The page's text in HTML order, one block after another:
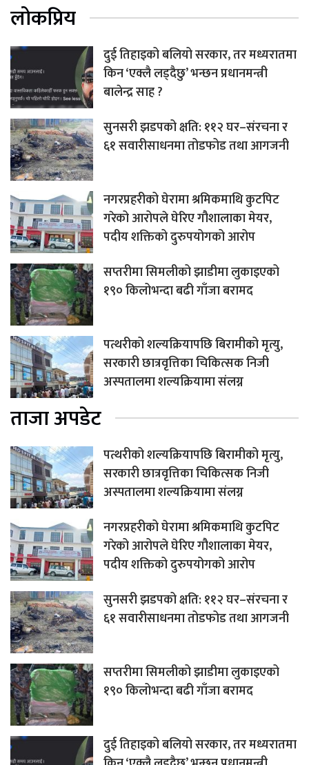
लोकप्रिय
दुई तिहाइको बलियो सरकार, तर मध्यरातमा
किन ‘एक्लै लड्दैछु’ भन्छन प्रधानमन्त्री
बालेन्द्र साह ?
सुनसरी झडपको क्षति: ११२ घर–संरचना र
६१ सवारीसाधनमा तोडफोड तथा आगजनी
नगरप्रहरीको घेरामा श्रमिकमाथि कुटपिट
गरेको आरोपले घेरिए गौशालाका मेयर,
पदीय शक्तिको दुरुपयोगको आरोप
सप्तरीमा सिमलीको झाडीमा लुकाइएको
१९० किलोभन्दा बढी गाँजा बरामद
पत्थरीको शल्यक्रियापछि बिरामीको मृत्यु,
सरकारी छात्रवृत्तिका चिकित्सक निजी
अस्पतालमा शल्यक्रियामा संलग्न
ताजा अपडेट
पत्थरीको शल्यक्रियापछि बिरामीको मृत्यु,
सरकारी छात्रवृत्तिका चिकित्सक निजी
अस्पतालमा शल्यक्रियामा संलग्न
नगरप्रहरीको घेरामा श्रमिकमाथि कुटपिट
गरेको आरोपले घेरिए गौशालाका मेयर,
पदीय शक्तिको दुरुपयोगको आरोप
सुनसरी झडपको क्षति: ११२ घर–संरचना र
६१ सवारीसाधनमा तोडफोड तथा आगजनी
सप्तरीमा सिमलीको झाडीमा लुकाइएको
१९० किलोभन्दा बढी गाँजा बरामद
दुई तिहाइको बलियो सरकार, तर मध्यरातमा